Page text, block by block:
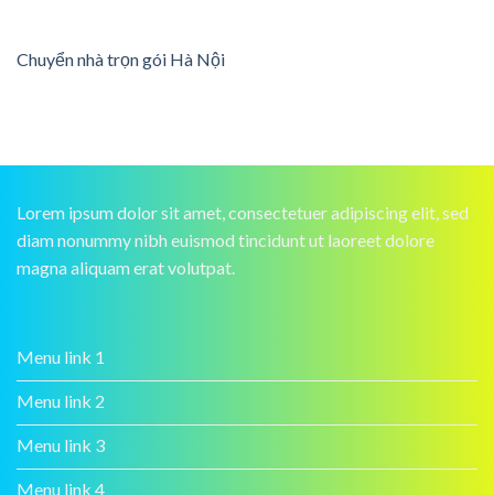
Chuyển nhà trọn gói Hà Nội
Lorem ipsum dolor sit amet, consectetuer adipiscing elit, sed
diam nonummy nibh euismod tincidunt ut laoreet dolore
magna aliquam erat volutpat.
Menu link 1
Menu link 2
Menu link 3
Menu link 4